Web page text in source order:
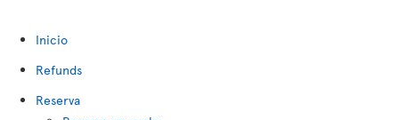
Inicio
Refunds
Reserva